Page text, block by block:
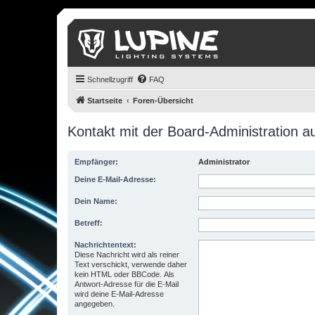
Schnellzugriff FAQ
Startseite Foren-Übersicht
Kontakt mit der Board-Administration
Empfänger: Administrator
Deine E-Mail-Adresse:
Dein Name:
Betreff:
Nachrichtentext:
Diese Nachricht wird als reiner
Text verschickt, verwende daher
kein HTML oder BBCode. Als
Antwort-Adresse für die E-Mail
wird deine E-Mail-Adresse
angegeben.